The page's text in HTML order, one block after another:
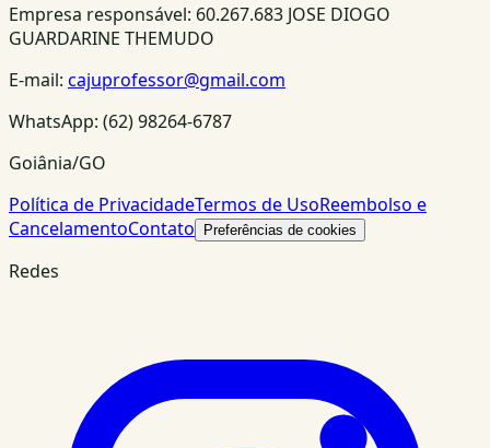
Empresa responsável: 60.267.683 JOSE DIOGO
GUARDARINE THEMUDO
E-mail: cajuprofessor@gmail.com
WhatsApp: (62) 98264-6787
Goiânia/GO
Política de PrivacidadeTermos de UsoReembolso e
CancelamentoContato Preferências de cookies
Redes